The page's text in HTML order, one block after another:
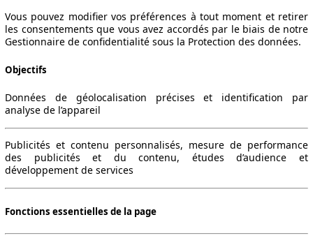
Vous pouvez modifier vos préférences à tout moment et retirer
les consentements que vous avez accordés par le biais de notre
Gestionnaire de confidentialité sous la Protection des données.
Objectifs
Données de géolocalisation précises et identification par
analyse de l’appareil
Publicités et contenu personnalisés, mesure de performance
des publicités et du contenu, études d’audience et
développement de services
Fonctions essentielles de la page